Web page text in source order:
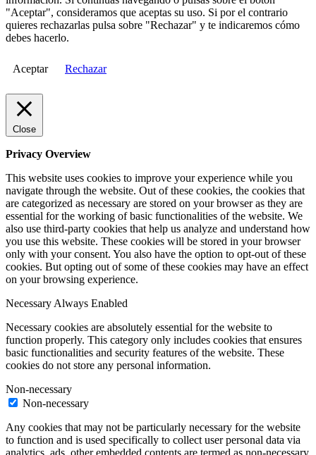
"Aceptar", consideramos que aceptas su uso. Si por el contrario
quieres rechazarlas pulsa sobre "Rechazar" y te indicaremos cómo
debes hacerlo.
Aceptar Rechazar
Close
Privacy Overview
This website uses cookies to improve your experience while you
navigate through the website. Out of these cookies, the cookies that
are categorized as necessary are stored on your browser as they are
essential for the working of basic functionalities of the website. We
also use third-party cookies that help us analyze and understand how
you use this website. These cookies will be stored in your browser
only with your consent. You also have the option to opt-out of these
cookies. But opting out of some of these cookies may have an effect
on your browsing experience.
NecessaryAlways Enabled
Necessary cookies are absolutely essential for the website to
function properly. This category only includes cookies that ensures
basic functionalities and security features of the website. These
cookies do not store any personal information.
Non-necessary
Non-necessary
Any cookies that may not be particularly necessary for the website
to function and is used specifically to collect user personal data via